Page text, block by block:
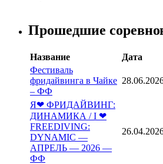
Прошедшие
Название Дата
Фестиваль
фридайвинга в Чайке
– ФФ
Я❤ ФРИДАЙВИНГ:
ДИНАМИКА / I ❤
FREEDIVING:
DYNAMIC —
АПРЕЛЬ — 2026 —
ФФ